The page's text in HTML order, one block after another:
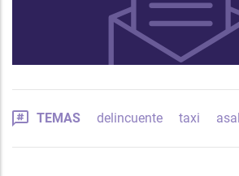
TEMAS delincuente taxi